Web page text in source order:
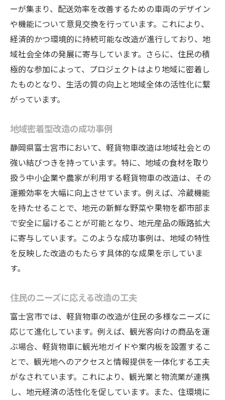
ーが集まり、配送効率を改善するための車両のデザイン
や機能について意見交換を行っています。これにより、
経済的かつ環境的に持続可能な改造が進行しており、地
域社会全体の発展に寄与しています。さらに、住民の積
極的な参加によって、プロジェクトはより地域に密着し
たものとなり、生活の質の向上と地域全体の活性化に繋
がっています。
地域密着型改造の成功事例
静岡県富士宮市において、軽貨物車改造は地域社会との
強い結びつきを持っています。特に、地域の食材を取り
扱う中小企業や農家が利用する軽貨物車の改造は、その
運搬効率を大幅に向上させています。例えば、冷蔵機能
を持たせることで、地元の新鮮な野菜や果物を都市部ま
で安全に届けることが可能となり、地元産品の販路拡大
に寄与しています。このような成功事例は、地域の特性
を反映した改造のもたらす具体的な成果を示していま
す。
住民のニーズに応える改造の工夫
富士宮市では、軽貨物車の改造が住民の多様なニーズに
応じて進化しています。例えば、観光客向けの商品を運
ぶ場合、軽貨物車に観光地ガイドや案内板を設置するこ
とで、観光地へのアクセスと情報提供を一体化する工夫
がなされています。これにより、観光業と物流業が連携
し、地元経済の活性化を促しています。また、住環境に